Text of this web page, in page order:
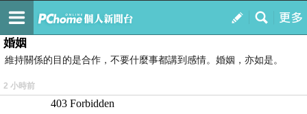
我的
最新文章
婚姻
維持關係的目的是合作，不要什麼事都講到感情。婚姻，亦如是。
2 小時前